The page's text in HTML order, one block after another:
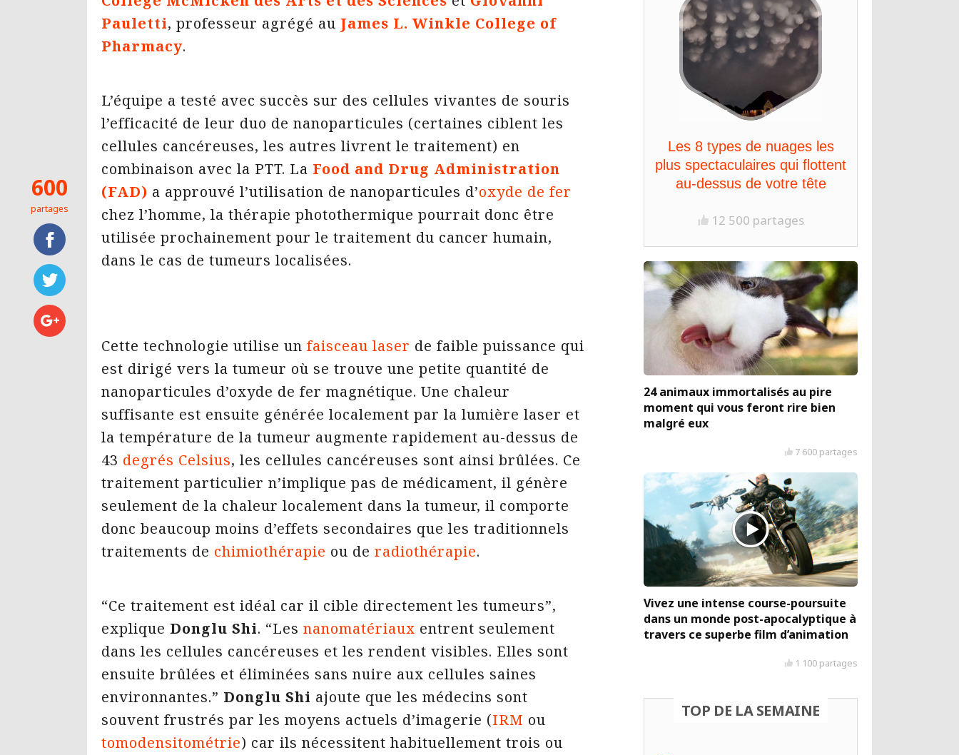
Pauletti, professeur agrégé au James L. Winkle College of
Pharmacy.
L’équipe a testé avec succès sur des cellules vivantes de souris
l’efficacité de leur duo de nanoparticules (certaines ciblent les
cellules cancéreuses, les autres livrent le traitement) en
combinaison avec la PTT. La Food and Drug Administration
(FAD) a approuvé l’utilisation de nanoparticules d’oxyde de fer
chez l’homme, la thérapie photothermique pourrait donc être
utilisée prochainement pour le traitement du cancer humain,
dans le cas de tumeurs localisées.
Cette technologie utilise un faisceau laser de faible puissance qui
est dirigé vers la tumeur où se trouve une petite quantité de
nanoparticules d’oxyde de fer magnétique. Une chaleur
suffisante est ensuite générée localement par la lumière laser et
la température de la tumeur augmente rapidement au-dessus de
43 degrés Celsius, les cellules cancéreuses sont ainsi brûlées. Ce
traitement particulier n’implique pas de médicament, il génère
seulement de la chaleur localement dans la tumeur, il comporte
donc beaucoup moins d’effets secondaires que les traditionnels
traitements de chimiothérapie ou de radiothérapie.
“Ce traitement est idéal car il cible directement les tumeurs”,
explique Donglu Shi. “Les nanomatériaux entrent seulement
dans les cellules cancéreuses et les rendent visibles. Elles sont
ensuite brûlées et éliminées sans nuire aux cellules saines
environnantes.” Donglu Shi ajoute que les médecins sont
souvent frustrés par les moyens actuels d’imagerie (IRM ou
tomodensitométrie) car ils nécessitent habituellement trois ou
Les 8 types de nuages les
plus spectaculaires qui flottent
au-dessus de votre tête
12 500 partages
24 animaux immortalisés au pire
moment qui vous feront rire bien
malgré eux
7 600 partages
Vivez une intense course-poursuite
dans un monde post-apocalyptique à
travers ce superbe film d’animation
1 100 partages
TOP DE LA SEMAINE
600
partages